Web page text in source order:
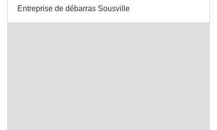
Entreprise de débarras Sousville